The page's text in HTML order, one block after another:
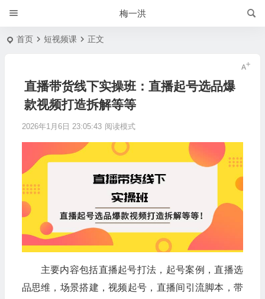
梅一洪
首页 短视频课 正文
直播带货线下实操班：直播起号选品爆
款视频打造拆解等等
2026年1月6日 23:05:43 阅读模式
主要内容包括直播起号打法，起号案例，直播选
品思维，场景搭建，视频起号，直播间引流脚本，带